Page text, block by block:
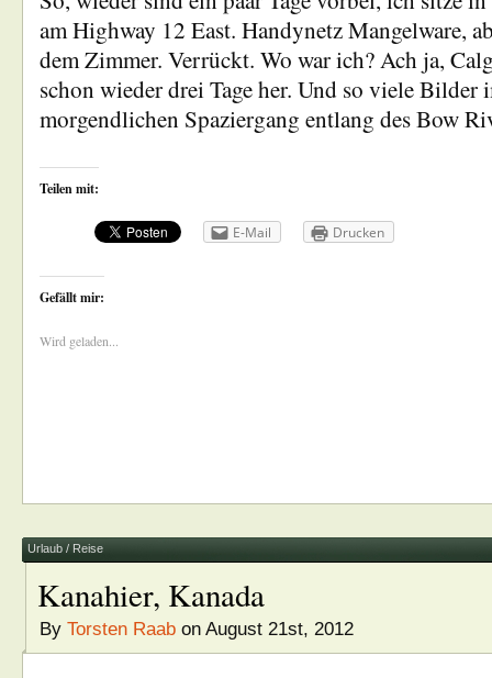
am Highway 12 East. Handynetz Mangelware,
dem Zimmer. Verrückt. Wo war ich? Ach ja,
schon wieder drei Tage her. Und so viele Bilder
morgendlichen Spaziergang entlang des Bow
Teilen mit:
E-Mail Drucken
Gefällt mir:
Wird geladen...
Urlaub / Reise
Kanahier, Kanada
By Torsten Raab on August 21st, 2012